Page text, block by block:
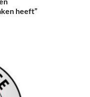
heeft”